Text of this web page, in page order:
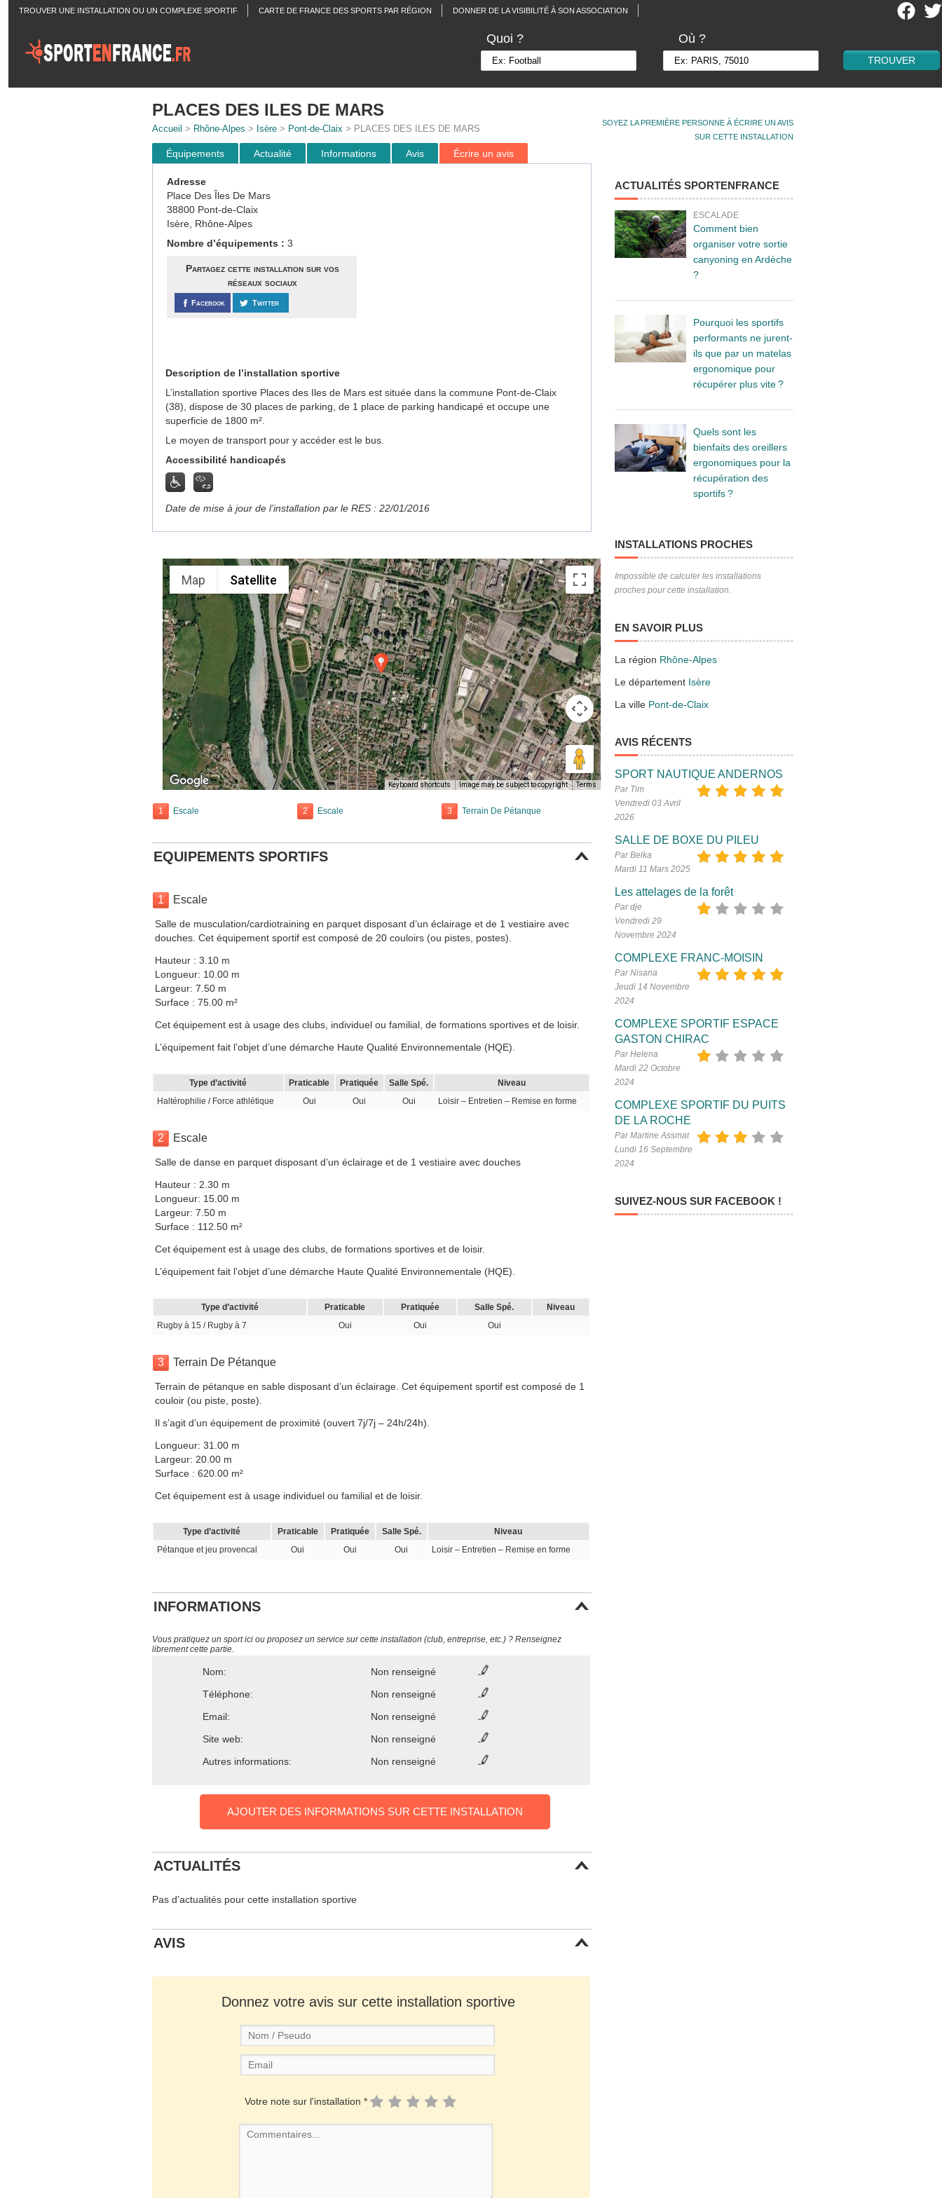
TROUVER UNE INSTALLATION OU UN COMPLEXE SPORTIF CARTE DE FRANCE DES SPORTS PAR RÉGION DONNER DE LA VISIBILITÉ À SON ASSOCIATION
Quoi ? Où ?
SOYEZ LA PREMIÈRE PERSONNE À ÉCRIRE UN AVIS
SUR CETTE INSTALLATION
PLACES DES ILES DE MARS
Accueil > Rhône-Alpes > Isère> Pont-de-Claix > PLACES DES ILES DE MARS
Équipements Actualité Informations Avis Écrire un avis
Adresse
Place Des Îles De Mars
38800 Pont-de-Claix
Isère, Rhône-Alpes
Nombre d’équipements : 3
Partagez cette installation sur vos
réseaux sociaux
Facebook Twitter
Description de l’installation sportive
L’installation sportive Places des Iles de Mars est située dans la commune Pont-de-Claix
(38), dispose de 30 places de parking, de 1 place de parking handicapé et occupe une
superficie de 1800 m².
Le moyen de transport pour y accéder est le bus.
Accessibilité handicapés
Date de mise à jour de l’installation par le RES : 22/01/2016
Map Satellite
Keyboard shortcuts Image may be subject to copyright Terms
1 Escale 2 Escale 3 Terrain De Pétanque
EQUIPEMENTS SPORTIFS
1 Escale
Salle de musculation/cardiotraining en parquet disposant d’un éclairage et de 1 vestiaire avec
douches. Cet équipement sportif est composé de 20 couloirs (ou pistes, postes).
Hauteur : 3.10 m
Longueur: 10.00 m
Largeur: 7.50 m
Surface : 75.00 m²
Cet équipement est à usage des clubs, individuel ou familial, de formations sportives et de loisir.
L’équipement fait l’objet d’une démarche Haute Qualité Environnementale (HQE).
Type d’activité Praticable Pratiquée Salle Spé.
Niveau
Haltérophilie / Force athlétique
Oui Oui Oui Loisir – Entretien – Remise en forme
2 Escale
Salle de danse en parquet disposant d’un éclairage et de 1 vestiaire avec douches
Hauteur : 2.30 m
Longueur: 15.00 m
Largeur: 7.50 m
Surface : 112.50 m²
Cet équipement est à usage des clubs, de formations sportives et de loisir.
L’équipement fait l’objet d’une démarche Haute Qualité Environnementale (HQE).
Type d’activité Praticable Pratiquée Salle Spé.
Niveau
Rugby à 15 / Rugby à 7
Oui Oui Oui
3 Terrain De Pétanque
Terrain de pétanque en sable disposant d’un éclairage. Cet équipement sportif est composé de 1
couloir (ou piste, poste).
Il s’agit d’un équipement de proximité (ouvert 7j/7j – 24h/24h).
Longueur: 31.00 m
Largeur: 20.00 m
Surface : 620.00 m²
Cet équipement est à usage individuel ou familial et de loisir.
Type d’activité Praticable Pratiquée Salle Spé.
Niveau
Pétanque et jeu provencal
Oui Oui Oui Loisir – Entretien – Remise en forme
INFORMATIONS
Vous pratiquez un sport ici ou proposez un service sur cette installation (club, entreprise, etc.) ? Renseignez
librement cette partie.
Nom:
Non renseigné
Téléphone:
Non renseigné
Email:
Non renseigné
Site web:
Non renseigné
Autres informations:
Non renseigné
AJOUTER DES INFORMATIONS SUR CETTE INSTALLATION
ACTUALITÉS
Pas d'actualités pour cette installation sportive
AVIS
Donnez votre avis sur cette installation sportive
Votre note sur l'installation *
ACTUALITÉS SPORTENFRANCE
ESCALADE
Comment bien
organiser votre sortie
canyoning en Ardèche
?
Pourquoi les sportifs
performants ne jurent-
ils que par un matelas
ergonomique pour
récupérer plus vite ?
Quels sont les
bienfaits des oreillers
ergonomiques pour la
récupération des
sportifs ?
INSTALLATIONS PROCHES
Impossible de calculer les installations
proches pour cette installation.
EN SAVOIR PLUS
La région Rhône-Alpes
Le département Isère
La ville Pont-de-Claix
AVIS RÉCENTS
SPORT NAUTIQUE ANDERNOS
Par Tim
Vendredi 03 Avril
2026
SALLE DE BOXE DU PILEU
Par Belka
Mardi 11 Mars 2025
Les attelages de la forêt
Par dje
Vendredi 29
Novembre 2024
COMPLEXE FRANC-MOISIN
Par Nisana
Jeudi 14 Novembre
2024
COMPLEXE SPORTIF ESPACE
GASTON CHIRAC
Par Helena
Mardi 22 Octobre
2024
COMPLEXE SPORTIF DU PUITS
DE LA ROCHE
Par Martine Assmat
Lundi 16 Septembre
2024
SUIVEZ-NOUS SUR FACEBOOK !